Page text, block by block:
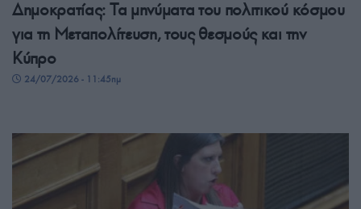
Δημοκρατίας: Τα μηνύματα του πολιτικού κόσμου
για τη Μεταπολίτευση, τους θεσμούς και την
Κύπρο
24/07/2026 - 11:45πμ